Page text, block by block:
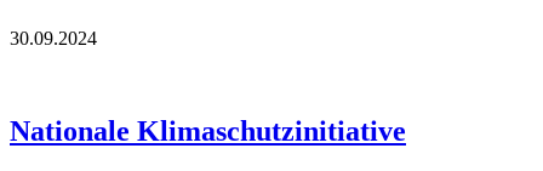
30.09.2024
Nationale Klimaschutzinitiative